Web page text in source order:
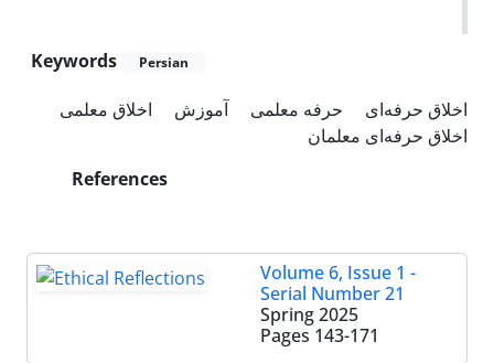
Keywords Persian
اخلاق حرفه‌ای حرفه معلمی آموزش
اخلاق معلمی
اخلاق حرفه‌ای معلمان
References
Volume 6, Issue 1 -
Serial Number 21
Spring 2025
Pages 143-171